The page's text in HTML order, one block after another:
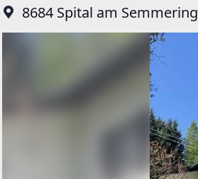
8684 Spital am Semmering